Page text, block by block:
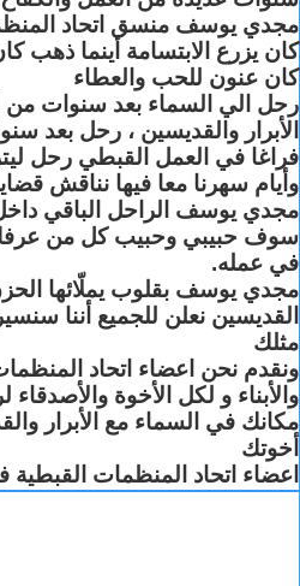
مجدي يوسف منسق اتحاد
كان يزرع الابتسامة أينما ذهب
كان عنون للحب والعطاء
رحل الي السماء بعد سنوات
الأبرار والقديسين ، رحل بعد
فراغا في العمل القبطي رحل
وأيام سهرنا معا فيها نناقش
مجدي يوسف الراحل الباقي
سوف حبيبي وحبيب كل من
في عمله.
مجدي يوسف بقلوب يملّائها الحزن
القديسين نعلن للجميع أننا
مثلك
ونقدم نحن اعضاء اتحاد
والأبناء و لكل الأخوة
مكانك في السماء مع الأبرار
أخوتك
اعضاء اتحاد المنظمات القبطية